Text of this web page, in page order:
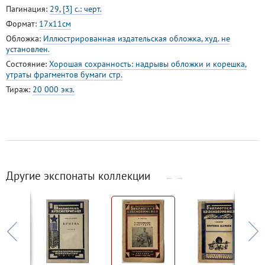
Пагинация: 29, [3] с.: черт.
Формат: 17х11см
Обложка: Иллюстрированная издательская обложка, худ. не
установлен.
Состояние: Хорошая сохранность: надрывы обложки и корешка,
утраты фрагментов бумаги стр.
Тираж: 20 000 экз.
Другие экспонаты коллекции ← →